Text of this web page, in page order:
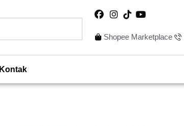
Shopee Marketplace
Kontak